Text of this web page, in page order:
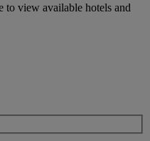
to view available hotels and